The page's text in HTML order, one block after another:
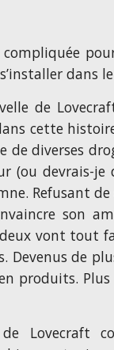
dans
de
cette
de diverses
(ou devrais-
Refusant
son
vont tout
Devenus de
produits.
Lovecraft